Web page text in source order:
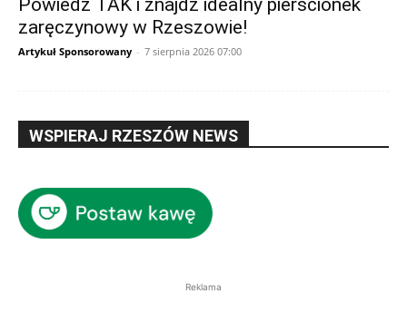
zaręczynowy w Rzeszowie!
Artykuł Sponsorowany - 7 sierpnia 2026 07:00
WSPIERAJ RZESZÓW NEWS
Reklama